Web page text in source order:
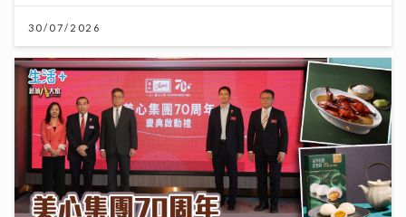
30/07/2026